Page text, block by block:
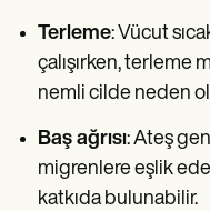
Terleme: Vücut
çalışırken, terleme
nemli cilde neden
Baş ağrısı: Ateş
migrenlere eşlik
katkıda bulunabilir.